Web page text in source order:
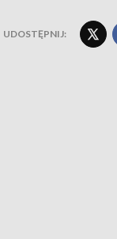
UDOSTĘPNIJ: